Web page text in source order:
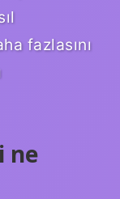
fazlasını
ne